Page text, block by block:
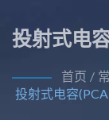
投射式电
要防EMC
首页 /
投射式电容